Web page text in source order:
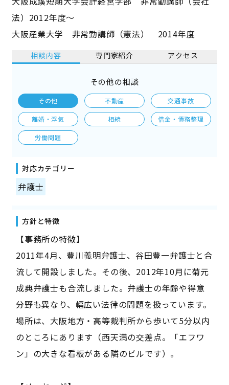
法）2012年度～
大阪産業大学 非常勤講師（憲法） 2014年度
相談内容 専門家紹介 アクセス
その他の相談
その他 不動産 交通事故
離婚・浮気 相続 借金・債務整理
労働問題
対応カテゴリー
弁護士
方針と特徴
【事務所の特徴】
2011年4月、豊川義明弁護士、谷田豊一弁護士と合
流して開設しました。その後、2012年10月に菊元
成典弁護士も合流しました。弁護士の年齢や得意
分野も異なり、幅広い法律の問題を扱っています。
場所は、大阪地方・高等裁判所から歩いて5分以内
のところにあります（西天満の交差点。「エフワ
ン」の大きな看板がある隣のビルです）。